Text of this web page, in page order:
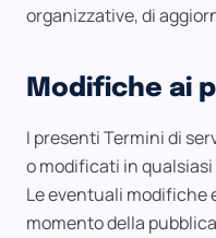
organizzative, di
Modifiche ai
I presenti Termini di
o modificati in
Le eventuali modifiche
momento della